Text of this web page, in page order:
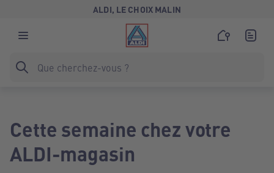
ALDI, LE CHOIX MALIN
Cette semaine chez votre
ALDI-magasin